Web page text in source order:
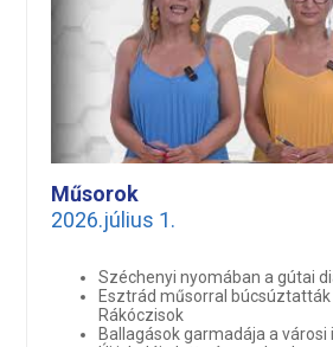
Műsorok
2026.július 1.
Széchenyi nyomában a gútai
Esztrád műsorral
Rákóczisok
Ballagások garmadája a városi